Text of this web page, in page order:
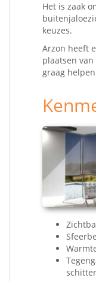
Het is zaak
keuzes.
Arzon heeft
plaatsen
graag